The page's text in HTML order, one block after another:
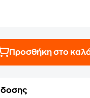
Προσθήκη στο